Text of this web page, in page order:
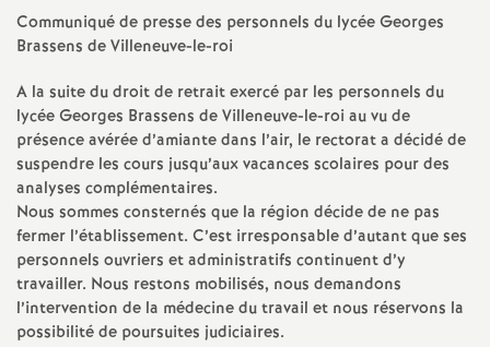
m
e
n
t
s
d
Communiqué de presse des personnels du lycée Georges
Brassens de Villeneuve-le-roi
A la suite du droit de retrait exercé par les personnels du
lycée Georges Brassens de Villeneuve-le-roi au vu de
présence avérée d’amiante dans l’air, le rectorat a décidé de
suspendre les cours jusqu’aux vacances scolaires pour des
analyses complémentaires.
Nous sommes consternés que la région décide de ne pas
fermer l’établissement. C’est irresponsable d’autant que ses
personnels ouvriers et administratifs continuent d’y
travailler. Nous restons mobilisés, nous demandons
l’intervention de la médecine du travail et nous réservons la
possibilité de poursuites judiciaires.